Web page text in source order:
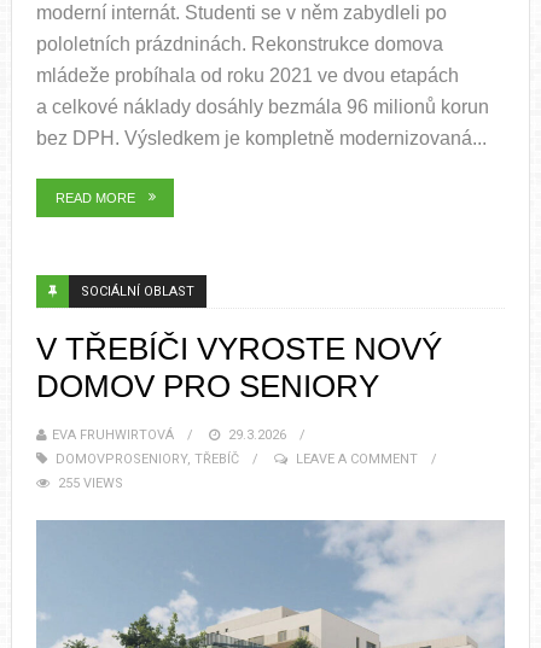
moderní internát. Studenti se v něm zabydleli po
pololetních prázdninách. Rekonstrukce domova
mládeže probíhala od roku 2021 ve dvou etapách
a celkové náklady dosáhly bezmála 96 milionů korun
bez DPH. Výsledkem je kompletně modernizovaná...
READ MORE
SOCIÁLNÍ OBLAST
V TŘEBÍČI VYROSTE NOVÝ
DOMOV PRO SENIORY
EVA FRUHWIRTOVÁ
29.3.2026
DOMOVPROSENIORY, TŘEBÍČ
LEAVE A COMMENT
255 VIEWS